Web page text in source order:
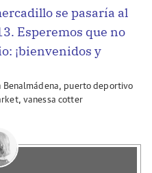
se pasaría al
Esperemos que no
¡bienvenidos y
Benalmádena, puerto deportivo
, vanessa cotter